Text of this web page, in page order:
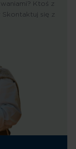
Ktoś z
Skontaktuj się z